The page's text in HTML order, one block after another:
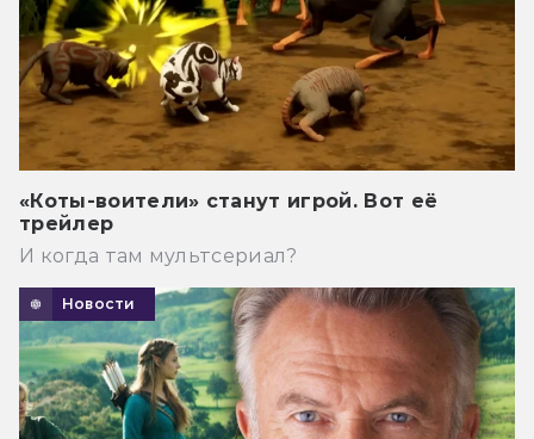
«Коты-воители» станут игрой. Вот её
трейлер
И когда там мультсериал?
Новости